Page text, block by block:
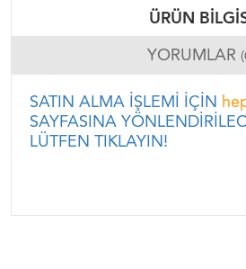
ÜRÜN
YORUMLAR
SATIN ALMA İŞLEMİ İÇİN
SAYFASINA
LÜTFEN TIKLAYIN!